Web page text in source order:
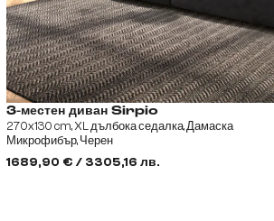
3-местен диван Sirpio
270x130 cm, XL дълбока седалка, Дамаска
Микрофибър, Черен
1689,90 € / 3305,16 лв.